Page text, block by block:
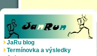
JaRu blog
Termínovka a výsledky